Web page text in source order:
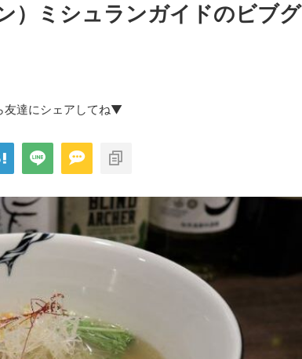
）ミシュランガイドのビブグ
達にシェアしてね▼